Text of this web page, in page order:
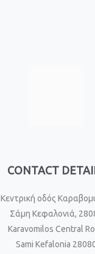
CONTACT
Κεντρική οδός
Σάμη Κεφαλονιά,
Karavomilos Central
Sami Kefalonia